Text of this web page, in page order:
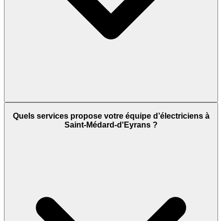
Quels services propose votre équipe d’électriciens à
Saint-Médard-d'Eyrans ?